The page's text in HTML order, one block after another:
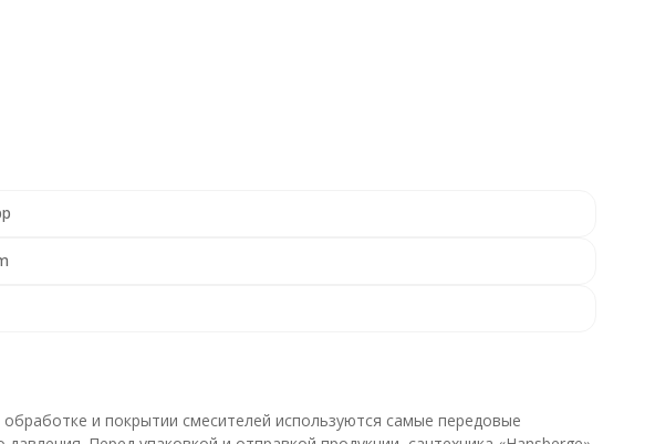
и покрытии смесителей используются самые передовые